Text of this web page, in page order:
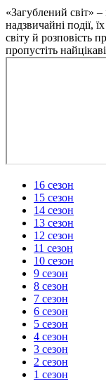
«Загублений світ»
надзвичайні події,
світу й розповість
пропустіть
16 сезон
15 сезон
14 сезон
13 сезон
12 сезон
11 сезон
10 сезон
9 сезон
8 сезон
7 сезон
6 сезон
5 сезон
4 сезон
3 сезон
2 сезон
1 сезон